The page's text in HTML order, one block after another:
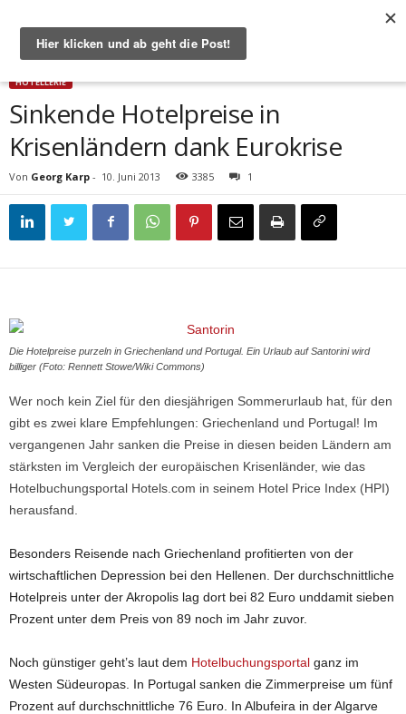
Start Hotellerie Sinkende Hotelpreise in Krisenländern dank Eurokrise
HOTELLERIE
Sinkende Hotelpreise in
Krisenländern dank Eurokrise
Von Georg Karp - 10. Juni 2013 3385 1
Die Hotelpreise purzeln in Griechenland und Portugal. Ein Urlaub auf Santorini wird
billiger (Foto: Rennett Stowe/Wiki Commons)
Wer noch kein Ziel für den diesjährigen Sommerurlaub hat, für den
gibt es zwei klare Empfehlungen: Griechenland und Portugal! Im
vergangenen Jahr sanken die Preise in diesen beiden Ländern am
stärksten im Vergleich der europäischen Krisenländer, wie das
Hotelbuchungsportal Hotels.com in seinem Hotel Price Index (HPI)
herausfand.
Besonders Reisende nach Griechenland profitierten von der
wirtschaftlichen Depression bei den Hellenen. Der durchschnittliche
Hotelpreis unter der Akropolis lag dort bei 82 Euro unddamit sieben
Prozent unter dem Preis von 89 noch im Jahr zuvor.
Noch günstiger geht’s laut dem Hotelbuchungsportal ganz im
Westen Südeuropas. In Portugal sanken die Zimmerpreise um fünf
Prozent auf durchschnittliche 76 Euro. In Albufeira in der Algarve